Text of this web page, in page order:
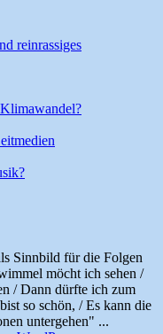
reinrassiges
Sinnbild für die Folgen
möcht ich sehen /
/ Dann dürfte ich zum
so schön, / Es kann die
untergehen" ...